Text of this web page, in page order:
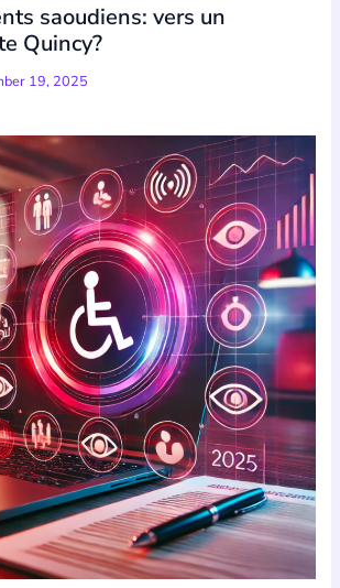
saoudiens: vers un
Quincy?
19, 2025